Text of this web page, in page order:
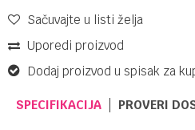
Sačuvajte u listi želja
Uporedi proizvod
Dodaj proizvod u spisak za
SPECIFIKACIJA PROVERI